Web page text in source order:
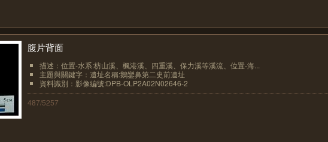
腹片背面
描述：位置-水系:枋山溪、楓港溪、四重溪、保力溪等溪流、位置-海...
主題與關鍵字：遺址名稱:鵝鑾鼻第二史前遺址
資料識別：影像編號:DPB-OLP2A02N02646-2
487/5257